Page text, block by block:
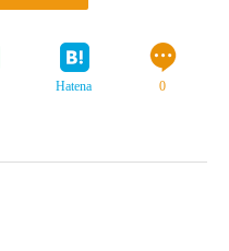
Hatena 0